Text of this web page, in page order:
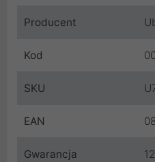
Producent
Kod
SKU
EAN
Gwarancja